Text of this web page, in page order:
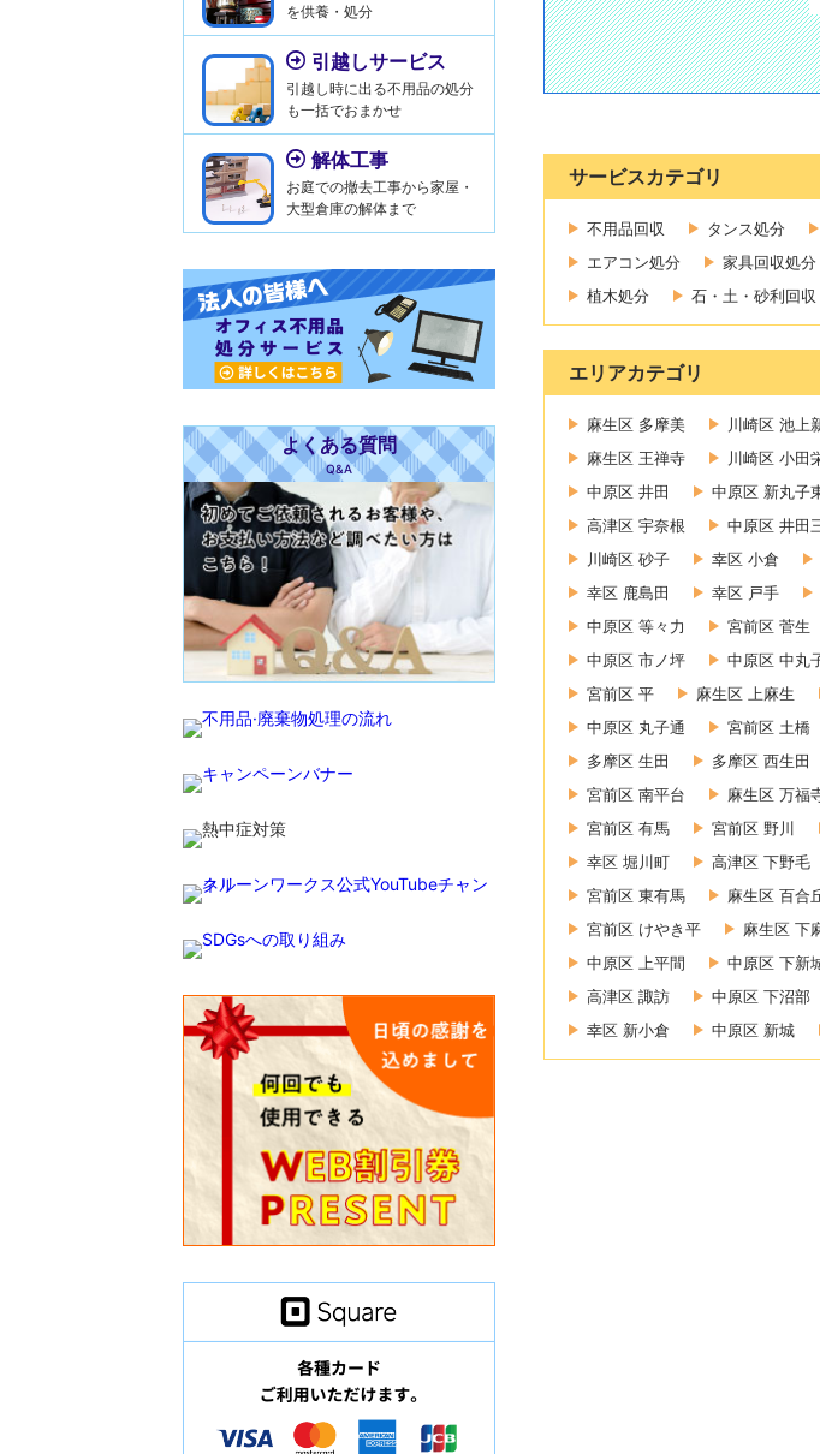
サービスカテゴリ
不用品回収 タンス処分
エアコン処分
家具回収処分
植木処分
石・土・砂利回収
エリアカテゴリ
麻生区 多摩美 川崎区 池上
麻生区 王禅寺
川崎区 小田
中原区 井田
中原区 新丸子
高津区 宇奈根
中原区 井田
川崎区 砂子
幸区 小倉
幸区 鹿島田
幸区 戸手
中原区 等々力
宮前区 菅生
中原区 市ノ坪
中原区 中丸
宮前区 平
麻生区 上麻生
中原区 丸子通
宮前区 土橋
多摩区 生田
多摩区 西生田
宮前区 南平台
麻生区 万福
宮前区 有馬
宮前区 野川
幸区 堀川町
高津区 下野毛
宮前区 東有馬
麻生区 百合
宮前区 けやき平
麻生区 下
中原区 上平間
中原区 下新
高津区 諏訪
中原区 下沼部
幸区 新小倉
中原区 新城
を供養・処分
引越しサービス
引越し時に出る不用品の処分
も一括でおまかせ
解体工事
お庭での撤去工事から家屋・
大型倉庫の解体まで
よくある質問
Q&A